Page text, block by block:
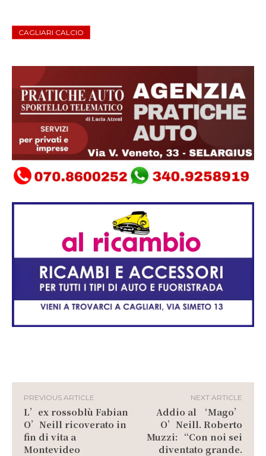
CAGLIARI CALCIO
PREVIOUS ARTICLE
L’ex rossoblù Fabian
O’Neill ricoverato in
fin di vita a
Montevideo
NEXT ARTICLE
Addio al ‘Mago’
O’Neill. Roberto
Muzzi: “Con noi sei
diventato grande.